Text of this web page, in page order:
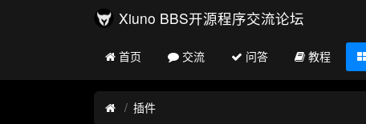
Xiuno BBS开源程序交流论坛
首页 交流 问答 教程
插件